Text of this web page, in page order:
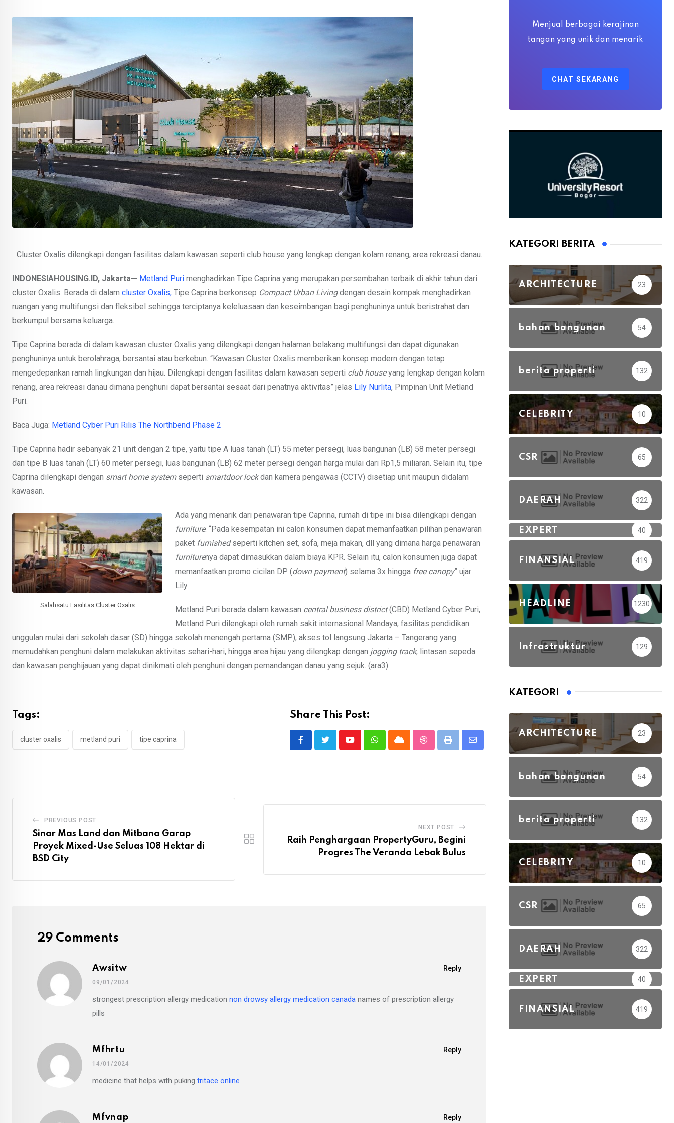
Cluster Oxalis dilengkapi dengan fasilitas dalam kawasan seperti club house yang lengkap dengan kolam renang, area rekreasi danau.
INDONESIAHOUSING.ID, Jakarta— Metland Puri menghadirkan Tipe Caprina yang merupakan persembahan terbaik di akhir tahun dari
cluster Oxalis. Berada di dalam cluster Oxalis, Tipe Caprina berkonsep Compact Urban Livingdengan desain kompak menghadirkan
ruangan yang multifungsi dan fleksibel sehingga terciptanya keleluasaan dan keseimbangan bagi penghuninya untuk beristrahat dan
berkumpul bersama keluarga.
Tipe Caprina berada di dalam kawasan cluster Oxalis yang dilengkapi dengan halaman belakang multifungsi dan dapat digunakan
penghuninya untuk berolahraga, bersantai atau berkebun. “Kawasan Cluster Oxalis memberikan konsep modern dengan tetap
mengedepankan ramah lingkungan dan hijau. Dilengkapi dengan fasilitas dalam kawasan seperti club houseyang lengkap dengan kolam
renang, area rekreasi danau dimana penghuni dapat bersantai sesaat dari penatnya aktivitas” jelas Lily Nurlita, Pimpinan Unit Metland
Puri.
Baca Juga: Metland Cyber Puri Rilis The Northbend Phase 2
Tipe Caprina hadir sebanyak 21 unit dengan 2 tipe, yaitu tipe A luas tanah (LT) 55 meter persegi, luas bangunan (LB) 58 meter persegi
dan tipe B luas tanah (LT) 60 meter persegi, luas bangunan (LB) 62 meter persegi dengan harga mulai dari Rp1,5 miliaran. Selain itu, tipe
Caprina dilengkapi dengan smart home systemseperti smartdoor lockdan kamera pengawas (CCTV) disetiap unit maupun didalam
kawasan.
Salahsatu Fasilitas Cluster Oxalis
Ada yang menarik dari penawaran tipe Caprina, rumah di tipe ini bisa dilengkapi dengan
furniture. “Pada kesempatan ini calon konsumen dapat memanfaatkan pilihan penawaran
paket furnishedseperti kitchen set, sofa, meja makan, dll yang dimana harga penawaran
furniturenya dapat dimasukkan dalam biaya KPR. Selain itu, calon konsumen juga dapat
memanfaatkan promo cicilan DP (down payment) selama 3x hingga free canopy” ujar
Lily.
Metland Puri berada dalam kawasan central business district(CBD) Metland Cyber Puri,
Metland Puri dilengkapi oleh rumah sakit internasional Mandaya, fasilitas pendidikan
unggulan mulai dari sekolah dasar (SD) hingga sekolah menengah pertama (SMP), akses tol langsung Jakarta – Tangerang yang
memudahkan penghuni dalam melakukan aktivitas sehari-hari, hingga area hijau yang dilengkap dengan jogging track, lintasan sepeda
dan kawasan penghijauan yang dapat dinikmati oleh penghuni dengan pemandangan danau yang sejuk. (ara3)
Tags:
cluster oxalis metland puri tipe caprina
Share This Post:
YoutubeWhatsappCloud StumbleUpon
Print
Share
PREVIOUS POST
Sinar Mas Land dan Mitbana Garap
Proyek Mixed-Use Seluas 108 Hektar di
BSD City
NEXT POST
Raih Penghargaan PropertyGuru, Begini
Progres The Veranda Lebak Bulus
29 Comments
Reply
Awsitw
09/01/2024
strongest prescription allergy medication non drowsy allergy medication canada names of prescription allergy
pills
Reply
Mfhrtu
14/01/2024
medicine that helps with puking tritace online
Reply
Mfvnap
Menjual berbagai kerajinan
tangan yang unik dan menarik
CHAT SEKARANG
KATEGORI BERITA
ARCHITECTURE 23
bahan bangunan 54
berita properti 132
CELEBRITY 10
CSR 65
DAERAH 322
EXPERT 40
FINANSIAL 419
HEADLINE 1230
Infrastruktur 129
KATEGORI
ARCHITECTURE 23
bahan bangunan 54
berita properti 132
CELEBRITY 10
CSR 65
DAERAH 322
EXPERT 40
FINANSIAL 419